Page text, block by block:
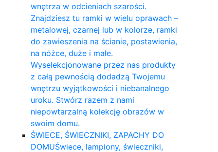
wnętrza w odcieniach szarości.
Znajdziesz tu ramki w wielu oprawach –
metalowej, czarnej lub w kolorze, ramki
do zawieszenia na ścianie, postawienia,
na nóżce, duże i małe.
Wyselekcjonowane przez nas produkty
z całą pewnością dodadzą Twojemu
wnętrzu wyjątkowości i niebanalnego
uroku. Stwórz razem z nami
niepowtarzalną kolekcję obrazów w
swoim domu.
ŚWIECE, ŚWIECZNIKI, ZAPACHY DO
DOMUŚwiece, lampiony, świeczniki,